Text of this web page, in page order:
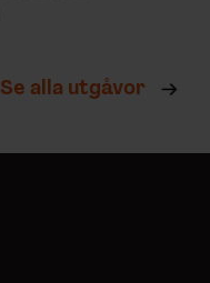
Se alla utgåvor